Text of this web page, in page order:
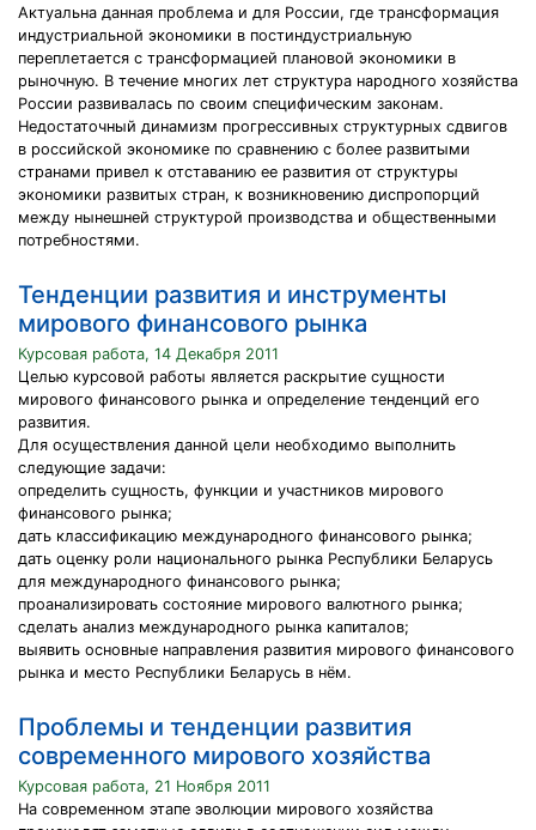
Актуальна данная проблема и для России, где трансформация
индустриальной экономики в постиндустриальную
переплетается с трансформацией плановой экономики в
рыночную. В течение многих лет структура народного хозяйства
России развивалась по своим специфическим законам.
Недостаточный динамизм прогрессивных структурных сдвигов
в российской экономике по сравнению с более развитыми
странами привел к отставанию ее развития от структуры
экономики развитых стран, к возникновению диспропорций
между нынешней структурой производства и общественными
потребностями.
Тенденции развития и инструменты
мирового финансового рынка
Курсовая работа, 14 Декабря 2011
Целью курсовой работы является раскрытие сущности
мирового финансового рынка и определение тенденций его
развития.
Для осуществления данной цели необходимо выполнить
следующие задачи:
определить сущность, функции и участников мирового
финансового рынка;
дать классификацию международного финансового рынка;
дать оценку роли национального рынка Республики Беларусь
для международного финансового рынка;
проанализировать состояние мирового валютного рынка;
сделать анализ международного рынка капиталов;
выявить основные направления развития мирового финансового
рынка и место Республики Беларусь в нём.
Проблемы и тенденции развития
современного мирового хозяйства
Курсовая работа, 21 Ноября 2011
На современном этапе эволюции мирового хозяйства